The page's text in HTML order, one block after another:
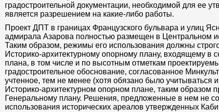
градостроительной документации, необходимой для ее
является разрешением на какие-либо работы.
Проект ДПТ в границах Французского бульвара и улиц
адмирала Азарова полностью размещен в Центральном
Таким образом, режимы его использования должны
Историко-архитектурному опорному плану, входящему в
плана, в том числе и по высотным отметкам
градостроительное обоснование, согласованное
учтенное, тем не менее (хотя обязано было учитываться
Историко-архитектурном опорном плане, таким образом
Генеральному плану. Решения, предложенные в нем не
использования исторических ареалов утвержденных